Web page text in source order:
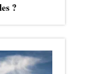
?